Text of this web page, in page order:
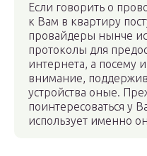
Если говорить о
к Вам в квартиру
провайдеры нынче
протоколы для
интернета, а посему
внимание,
устройства оные.
поинтересоваться у
использует именно он